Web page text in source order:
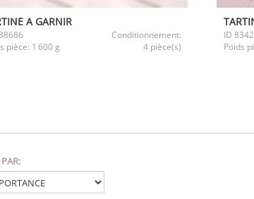
A GARNIR
Conditionnement:
pièce: 1 600 g 4 pièce(s)
ID
Poids